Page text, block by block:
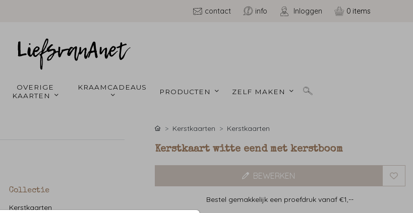
contact info Inloggen 0
OVERIGE
KAARTEN
PRODUCTEN ZELF MAKEN
Collectie
Kerstkaarten
Kerstkaarten Kerstkaarten
Kerstkaart witte eend met kerstboom
BEWERKEN
Bestel gemakkelijk een proefdruk vanaf €1,--